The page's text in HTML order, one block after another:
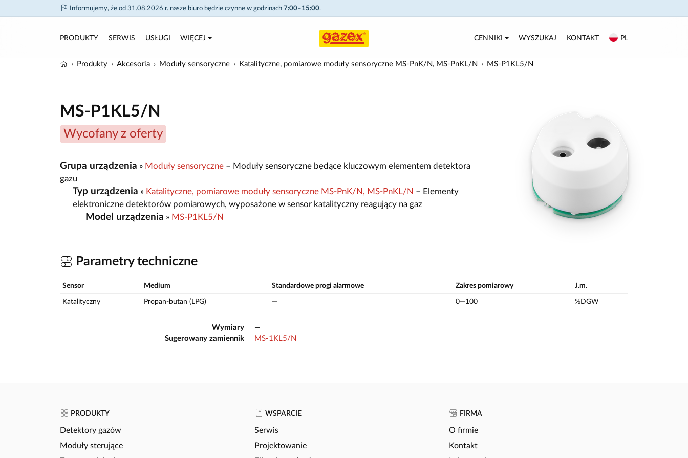
Informujemy, że od 31.08.2026 r. nasze biuro będzie czynne w godzinach 7:00–15:00.
PRODUKTY SERWIS USŁUGI WIĘCEJ CENNIKI WYSZUKAJ KONTAKT PL
Produkty Akcesoria Moduły sensoryczne Katalityczne, pomiarowe moduły sensoryczne MS-PnK/N, MS-PnKL/N MS-P1KL5/N
MS-P1KL5/N
Wycofany z oferty
Grupa urządzenia » Moduły sensoryczne – Moduły sensoryczne będące kluczowym elementem detektora
gazu
Typ urządzenia » Katalityczne, pomiarowe moduły sensoryczne MS-PnK/N, MS-PnKL/N – Elementy
elektroniczne detektorów pomiarowych, wyposażone w sensor katalityczny reagujący na gaz
Model urządzenia » MS-P1KL5/N
Parametry techniczne
Sensor Medium Standardowe progi alarmowe Zakres pomiarowy J.m.
Katalityczny Propan-butan (LPG) — 0—100 %DGW
Wymiary
—
Sugerowany zamiennik
MS-1KL5/N
PRODUKTY
Detektory gazów
Moduły sterujące
WSPARCIE
Serwis
Projektowanie
FIRMA
O firmie
Kontakt